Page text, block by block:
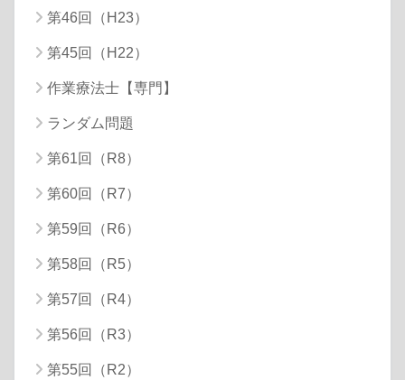
第46回（H23）
第45回（H22）
作業療法士【専門】
ランダム問題
第61回（R8）
第60回（R7）
第59回（R6）
第58回（R5）
第57回（R4）
第56回（R3）
第55回（R2）